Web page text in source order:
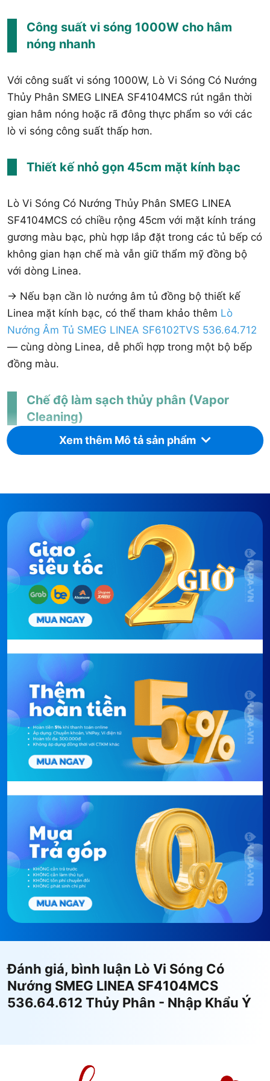
Công suất vi sóng 1000W cho hâm
nóng nhanh
Với công suất vi sóng 1000W, Lò Vi Sóng Có Nướng
Thủy Phân SMEG LINEA SF4104MCS rút ngắn thời
gian hâm nóng hoặc rã đông thực phẩm so với các
lò vi sóng công suất thấp hơn.
Thiết kế nhỏ gọn 45cm mặt kính bạc
Lò Vi Sóng Có Nướng Thủy Phân SMEG LINEA
SF4104MCS có chiều rộng 45cm với mặt kính tráng
gương màu bạc, phù hợp lắp đặt trong các tủ bếp có
không gian hạn chế mà vẫn giữ thẩm mỹ đồng bộ
với dòng Linea.
-> Nếu bạn cần lò nướng âm tủ đồng bộ thiết kế
Linea mặt kính bạc, có thể tham khảo thêm Lò
Nướng Âm Tủ SMEG LINEA SF6102TVS 536.64.712
— cùng dòng Linea, dễ phối hợp trong một bộ bếp
đồng màu.
Chế độ làm sạch thủy phân (Vapor
Cleaning)
Lò Vi Sóng Có Nướng Thủy Phân SMEG LINEA
so với lau khô thông thường.
Thông số kỹ thuật của Lò Vi
Sóng Có Nướng Thủy Phân
SMEG LINEA SF4104MCS
536.64.612
Bảng dưới đây tổng hợp đầy đủ thông số kỹ thuật
của Lò Vi Sóng Có Nướng Thủy Phân SMEG LINEA
SF4104MCS 536.64.612, từ dung tích đến điện áp
sử dụng.
Thuộc tính
Thông số chi tiết
Dòng sản phẩm:
Linea
Xem thêm Mô tả sản phẩm
Đánh giá, bình luận Lò Vi Sóng Có
Nướng SMEG LINEA SF4104MCS
536.64.612 Thủy Phân - Nhập Khẩu Ý